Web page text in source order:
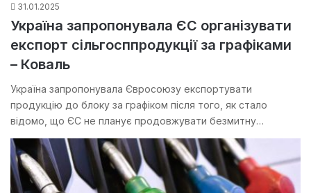
31.01.2025
Україна запропонувала ЄС організувати
експорт сільгосппродукції за графіками
– Коваль
Україна запропонувала Євросоюзу експортувати
продукцію до блоку за графіком після того, як стало
відомо, що ЄС не планує продовжувати безмитну…